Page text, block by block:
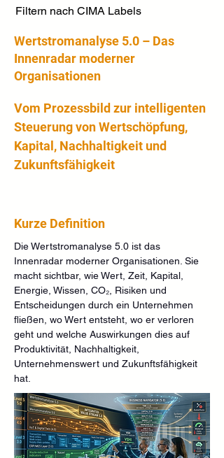
Filtern nach CIMA Labels
Wertstromanalyse 5.0 – Das
Innenradar moderner
Organisationen
Vom Prozessbild zur intelligenten
Steuerung von Wertschöpfung,
Kapital, Nachhaltigkeit und
Zukunftsfähigkeit
Kurze Definition
Die Wertstromanalyse 5.0 ist das
Innenradar moderner Organisationen. Sie
macht sichtbar, wie Wert, Zeit, Kapital,
Energie, Wissen, CO₂, Risiken und
Entscheidungen durch ein Unternehmen
fließen, wo Wert entsteht, wo er verloren
geht und welche Auswirkungen dies auf
Produktivität, Nachhaltigkeit,
Unternehmenswert und Zukunftsfähigkeit
hat.